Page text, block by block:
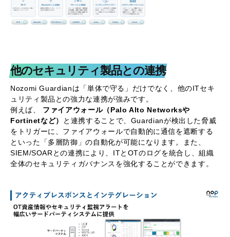
他のセキュリティ製品との連携
Nozomi Guardianは「単体で守る」だけでなく、他のITセキ
ュリティ製品との強力な連携が強みです。
例えば、 ファイアウォール（Palo Alto Networksや
Fortinetなど）
と連携することで、Guardianが検出した脅威
をトリガーに、ファイアウォールで自動的に通信を遮断する
といった「多層防御」の自動化が可能になります。また、
SIEM/SOARとの連携により、ITとOTのログを統合し、組織
全体のセキュリティガバナンスを強化することができます。